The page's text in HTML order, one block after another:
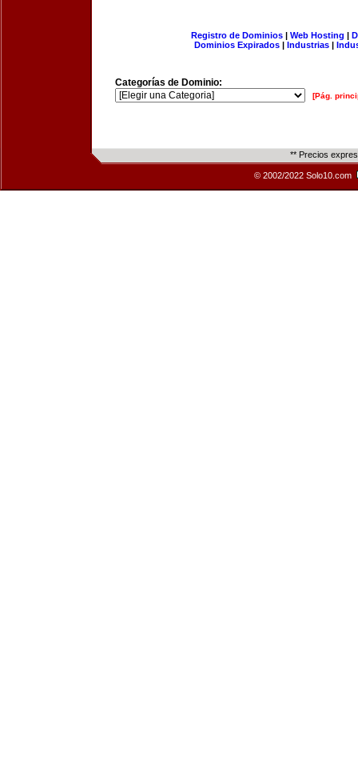
Registro de Dominios| Web Hosting |
Dominios Expirados | Industrias |
Categorías de Dominio:
[Pág.
** Precios
© 2002/2022 Solo10.com